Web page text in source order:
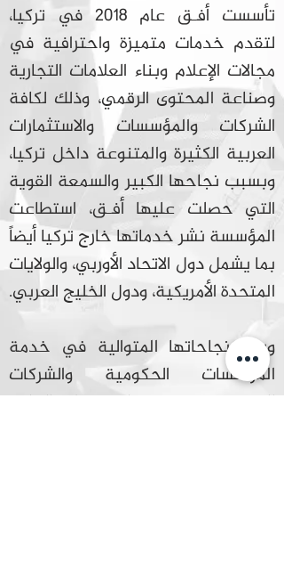
تأسست أفـق عام 2018 في تركيا،
لتقدم خدمات متميزة واحترافية في
مجالات الإعلام وبناء العلامات التجارية
وصناعة المحتوى الرقمي، وذلك لكافة
الشركات والمؤسسات والاستثمارات
العربية الكثيرة والمتنوعة داخل تركيا،
وبسبب نجاحها الكبير والسمعة القوية
التي حصلت عليها أفـق، استطاعت
المؤسسة نشر خدماتها خارج تركيا أيضاً
بما يشمل دول الاتحاد الأوربي، والولايات
المتحدة الأمريكية، ودول الخليج العربي.
وبعد نجاحاتها المتوالية في خدمة
المؤسسات الحكومية والشركات
المتنوعة في مختلف دول الخليج